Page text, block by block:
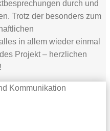
durch und
Trotz der besonders zum
in allem wieder einmal
Projekt – herzlichen